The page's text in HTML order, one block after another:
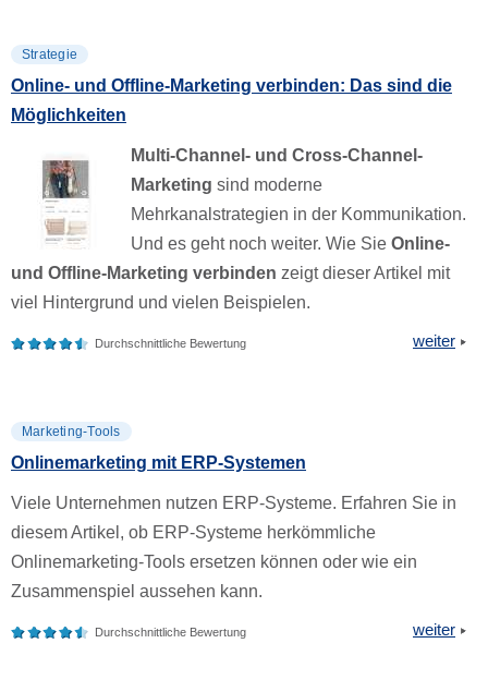
Strategie
Online- und Offline-Marketing verbinden: Das sind die
Möglichkeiten
Multi-Channel- und Cross-Channel-
Marketing sind moderne
Mehrkanalstrategien in der Kommunikation.
Und es geht noch weiter. Wie Sie Online-
und Offline-Marketing verbinden zeigt dieser Artikel mit
viel Hintergrund und vielen Beispielen.
Durchschnittliche Bewertung weiter
Marketing-Tools
Onlinemarketing mit ERP-Systemen
Viele Unternehmen nutzen ERP-Systeme. Erfahren Sie in
diesem Artikel, ob ERP-Systeme herkömmliche
Onlinemarketing-Tools ersetzen können oder wie ein
Zusammenspiel aussehen kann.
Durchschnittliche Bewertung weiter